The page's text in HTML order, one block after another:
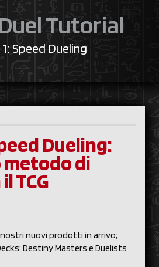
Tutorial
Speed Dueling
Dueling:
metodo di
TCG
nuovi prodotti in arrivo;
Destiny Masters e Duelists